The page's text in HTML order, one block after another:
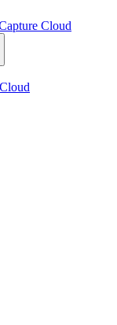
Cloud